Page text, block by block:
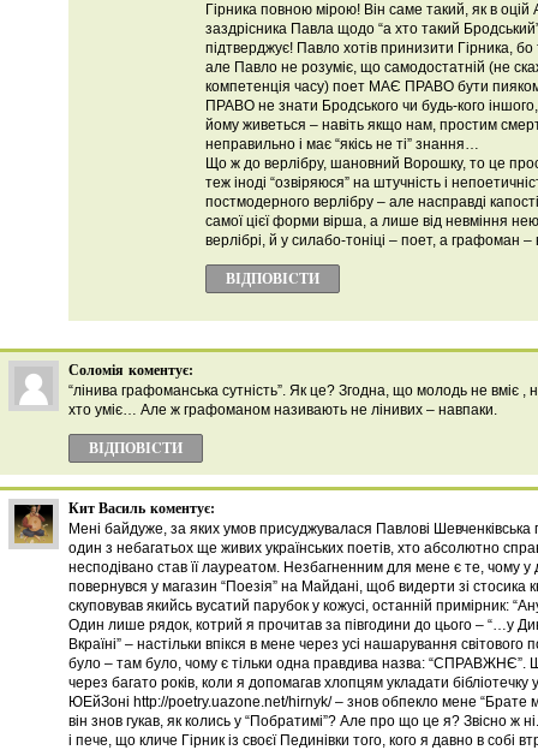
Гірника повною мірою! Він саме такий, як в оцій
заздрісника Павла щодо “а хто такий
підтверджує! Павло хотів принизити Гірника, бо
але Павло не розуміє, що самодостатній (не
компетенція часу) поет МАЄ ПРАВО бути
ПРАВО не знати Бродського чи будь-кого
йому живеться – навіть якщо нам, простим
неправильно і має “якісь не ті” знання…
Що ж до верлібру, шановний Ворошку, то це
теж іноді “озвіряюся” на штучність і
постмодерного верлібру – але насправді
самої цієї форми вірша, а лише від невміння
верлібрі, й у силабо-тоніці – поет, а графоман
ВІДПОВІCТИ
Соломія коментує:
“лінива графоманська сутність”. Як це? Згодна, що молодь не вміє
хто уміє… Але ж графоманом називають не лінивих – навпаки.
ВІДПОВІCТИ
Кит Василь коментує:
Мені байдуже, за яких умов присуджувалася Павлові
один з небагатьох ще живих українських поетів, хто абсолютно
несподівано став її лауреатом. Незбагненним для мене є те, чому
повернувся у магазин “Поезія” на Майдані, щоб видерти зі стосика
скуповував якийсь вусатий парубок у кожусі, останній примірник:
Один лише рядок, котрий я прочитав за півгодини до цього – “…у
Вкраїні” – настільки впікся в мене через усі нашарування світового
було – там було, чому є тільки одна правдива назва: “СПРАВЖНЄ”.
через багато років, коли я допомагав хлопцям укладати бібліотечку
ЮЕйЗоні http://poetry.uazone.net/hirnyk/ – знов обпекло мене “Брате
він знов гукав, як колись у “Побратимі”? Але про що це я? Звісно ж
і пече, що кличе Гірник із своєї Пединівки того, кого я давно в собі